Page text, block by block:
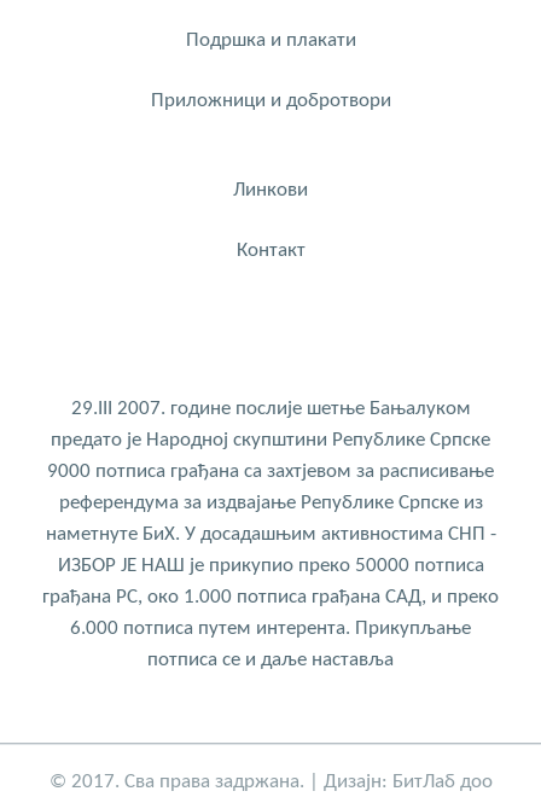
Подршка и плакати
Приложници и добротвори
Линкови
Контакт
29.III 2007. године послије шетње Бањалуком
предато је Народној скупштини Републике Српске
9000 потписа грађана са захтјевом за расписивање
референдума за издвајање Републике Српске из
наметнуте БиХ. У досадашњим активностима СНП -
ИЗБОР ЈЕ НАШ је прикупио преко 50000 потписа
грађана РС, око 1.000 потписа грађана САД, и преко
6.000 потписа путем интерента. Прикупљање
потписа се и даље наставља
© 2017. Сва права задржана. | Дизајн: БитЛаб доо